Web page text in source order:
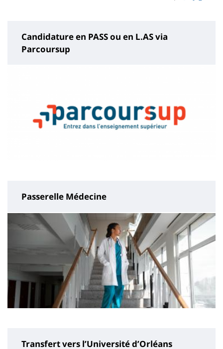
Candidature en PASS ou en L.AS via
Parcoursup
Passerelle Médecine
Transfert vers l’Université d’Orléans